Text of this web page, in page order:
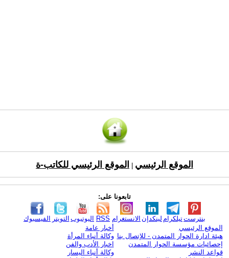
الموقع الرئيسي الموقع الرئيسي للكاتب-ة
تابعونا على:
الفيسبوك التويتر اليوتيوب RSS الانستغرام لينكدإن تيلكرامبنترست
الموقع الرئيسي
هيئة ادارة الحوار المتمدن - للإتصال بنا
إحصائيات مؤسسة الحوار المتمدن
قواعد النشر
أخبار عامة
وكالة أنباء المرأة
اخبار الأدب والفن
وكالة أنباء اليسار